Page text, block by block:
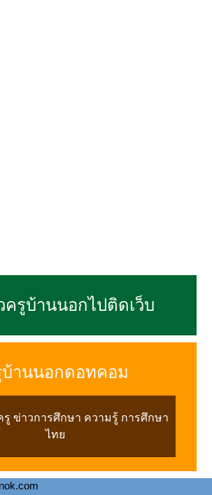
ครูบ้านนอกไปติดเว็บ
บ้านนอกดอทคอม
รู ข่าวการศึกษา ความรู้ การศึกษา
ไทย